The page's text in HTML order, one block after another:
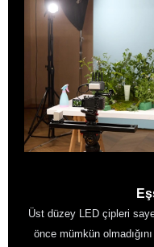
Üst düzey LED çipleri
önce mümkün